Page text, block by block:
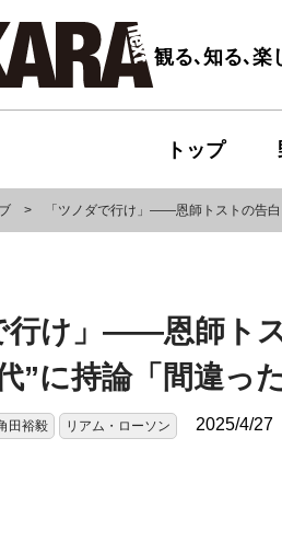
観る､知る､
トップ
> 「ツノダで行け」――恩師トストの告
行け」――恩師ト
”に持論「間違っ
田裕毅 リアム・ローソン 2025/4/27